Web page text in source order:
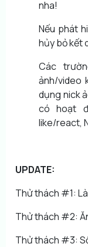
nha!
Nếu phát
hủy bỏ kết
Các
ảnh/video
dụng nick
có hoạt
like/react,
UPDATE:
Thử thách #1:
Thử thách #2:
Thử thách #3: